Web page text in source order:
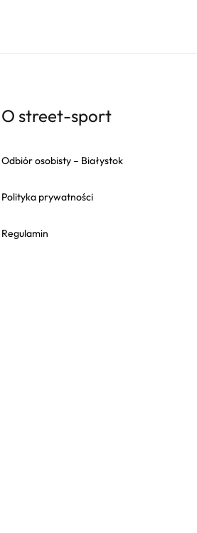
O street-sport
Odbiór osobisty – Białystok
Polityka prywatności
Regulamin